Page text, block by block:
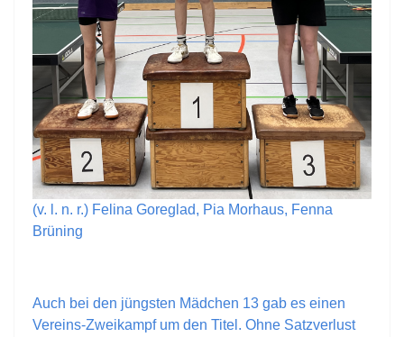
(v. l. n. r.) Felina Goreglad, Pia Morhaus, Fenna
Brüning
Auch bei den jüngsten Mädchen 13 gab es einen
Vereins-Zweikampf um den Titel. Ohne Satzverlust